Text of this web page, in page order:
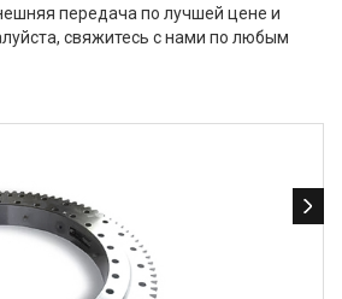
передача по лучшей цене и
свяжитесь с нами по любым